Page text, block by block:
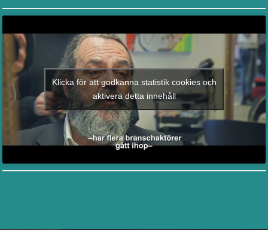
Klicka för att godkänna statistik cookies och
aktivera detta innehåll